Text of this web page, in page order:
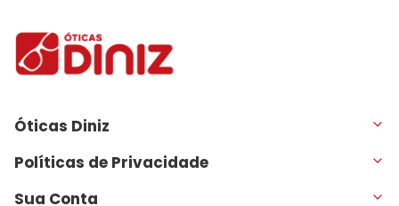
Óticas Diniz
Políticas de Privacidade
Sua Conta